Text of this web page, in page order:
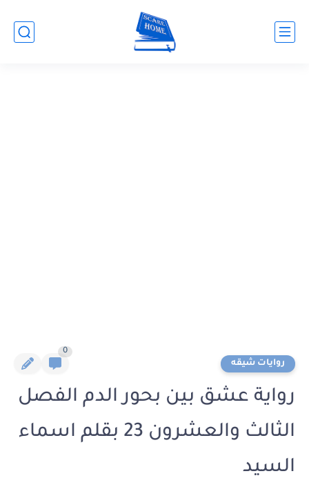
روايات شيقه
0
رواية عشق بين بحور الدم الفصل
الثالث والعشرون 23 بقلم اسماء
السيد